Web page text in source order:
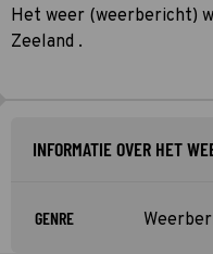
Het weer (weerbericht)
Zeeland .
INFORMATIE OVER HET
GENRE